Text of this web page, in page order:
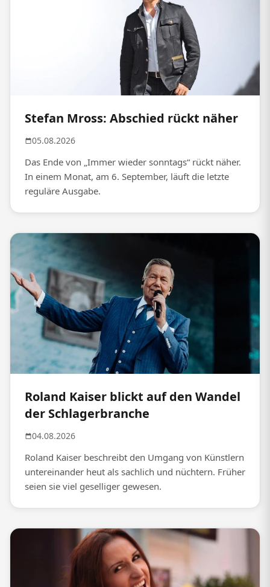
Stefan Mross: Abschied rückt näher
05.08.2026
Das Ende von „Immer wieder sonntags“ rückt näher.
In einem Monat, am 6. September, läuft die letzte
reguläre Ausgabe.
Roland Kaiser blickt auf den Wandel
der Schlagerbranche
04.08.2026
Roland Kaiser beschreibt den Umgang von Künstlern
untereinander heut als sachlich und nüchtern. Früher
seien sie viel geselliger gewesen.